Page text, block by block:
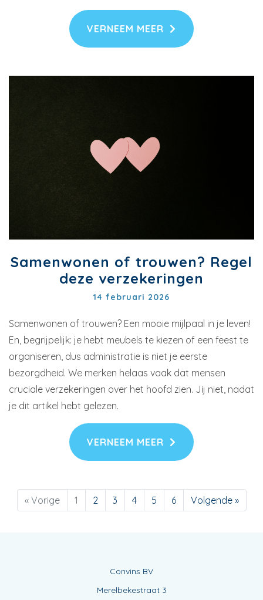
VERNEEM MEER
Samenwonen of trouwen? Regel
deze verzekeringen
14 februari 2026
Samenwonen of trouwen? Een mooie mijlpaal in je leven!
En, begrijpelijk: je hebt meubels te kiezen of een feest te
organiseren, dus administratie is niet je eerste
bezorgdheid. We merken helaas vaak dat mensen
cruciale verzekeringen over het hoofd zien. Jij niet, nadat
je dit artikel hebt gelezen.
VERNEEM MEER
« Vorige 1 2 3 4 5 6 Volgende »
Convins BV
Merelbekestraat 3